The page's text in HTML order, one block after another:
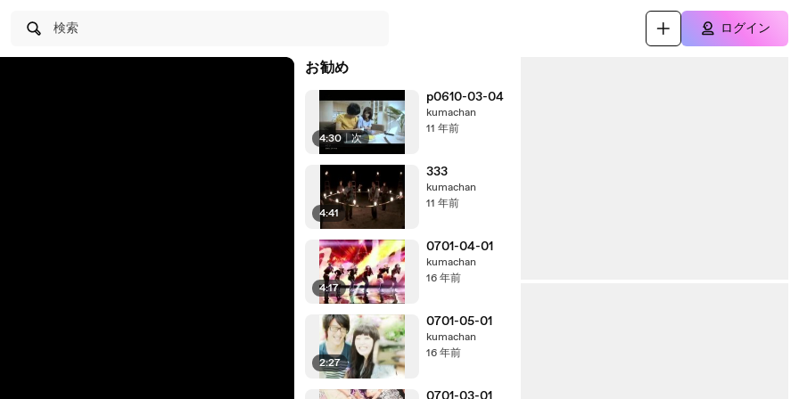
検索 ログイン
お勧め
4:30 | 次
p0610-03-04
kumachan
11 年前
4:41
333
kumachan
11 年前
4:17
0701-04-01
kumachan
16 年前
2:27
0701-05-01
kumachan
16 年前